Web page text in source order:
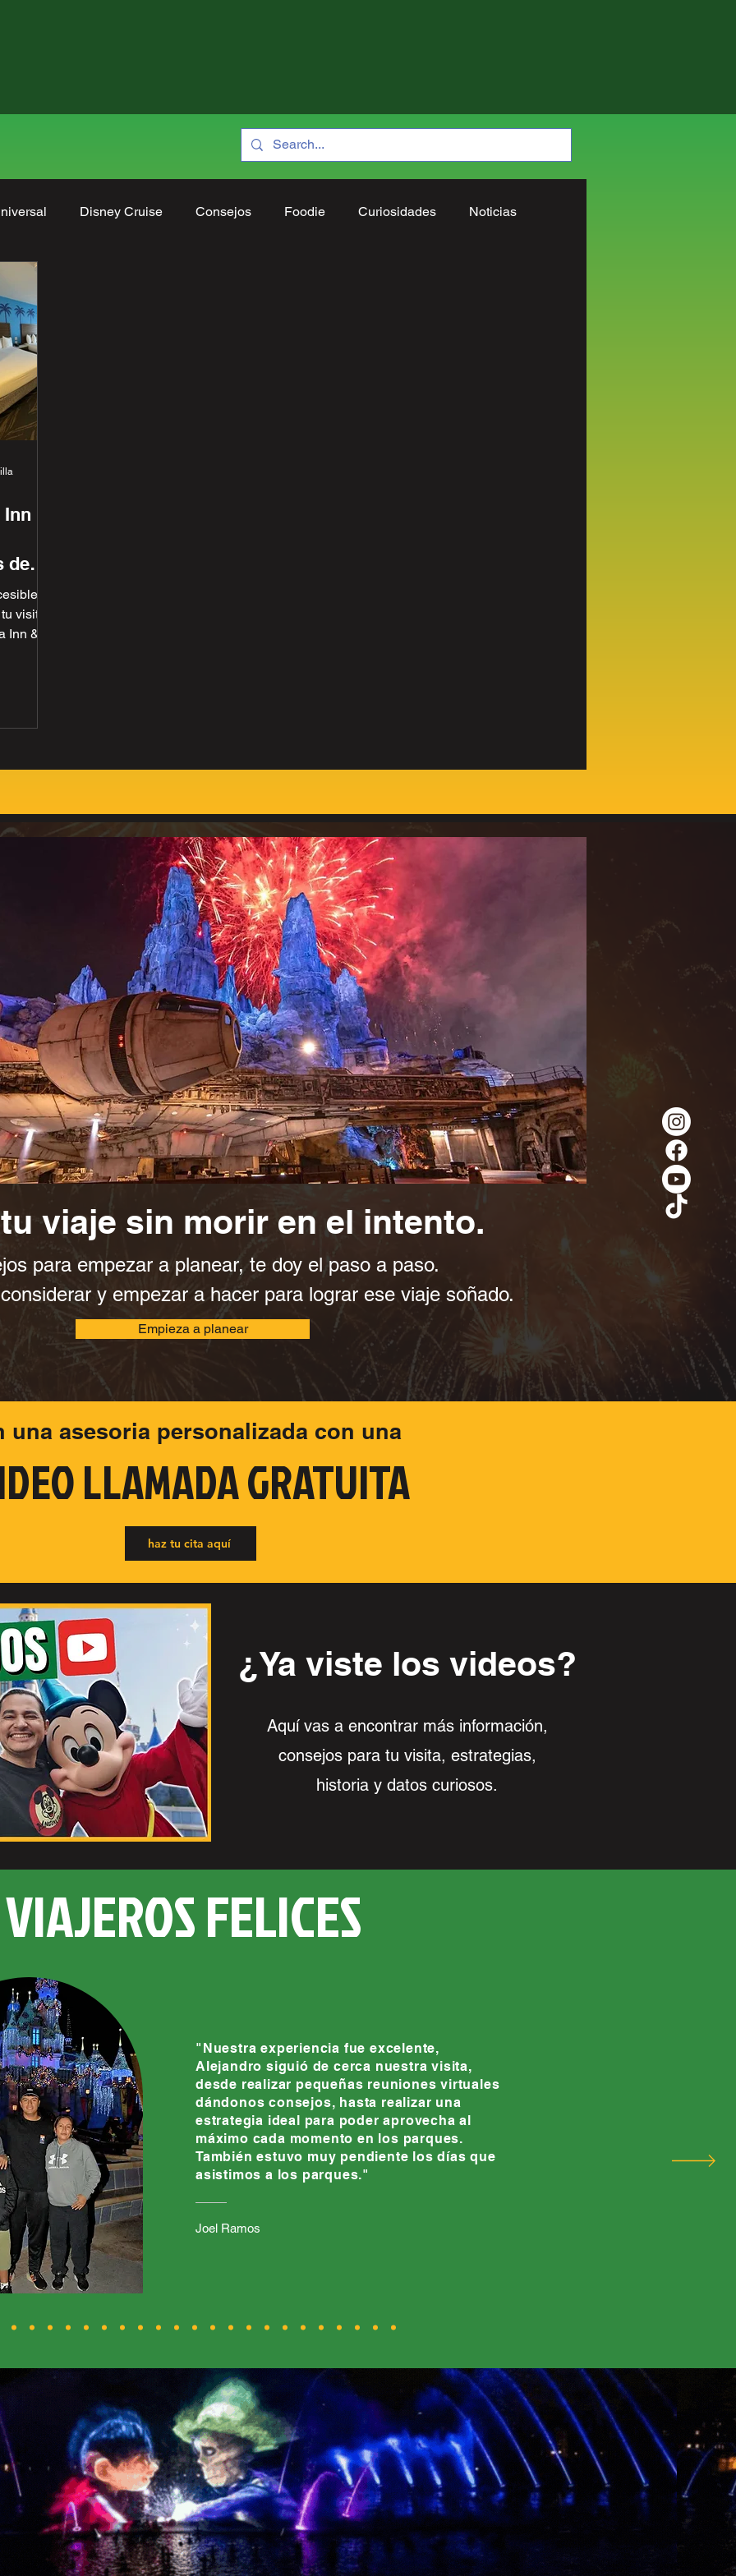
Disney Cruise Consejos Foodie Curiosidades Noticias
&
de
y
visita a
Inn &
viaje sin morir en el intento.
para empezar a planear, te doy el paso a paso.
y empezar a hacer para lograr ese viaje soñado.​
Empieza a planear
una asesoria personalizada con una
LLAMADA GRATUITA
haz tu cita aquí
¿Ya viste los videos?
Aquí vas a encontrar más información,
consejos para tu visita, estrategias,
historia y datos curiosos.
VIAJEROS FELICES
"Nuestra experiencia fue excelente,
Alejandro siguió de cerca nuestra visita,
desde realizar pequeñas reuniones virtuales
dándonos consejos, hasta realizar una
estrategia ideal para poder aprovecha al
máximo cada momento en los parques.
También estuvo muy pendiente los días que
asistimos a los parques."
Joel Ramos